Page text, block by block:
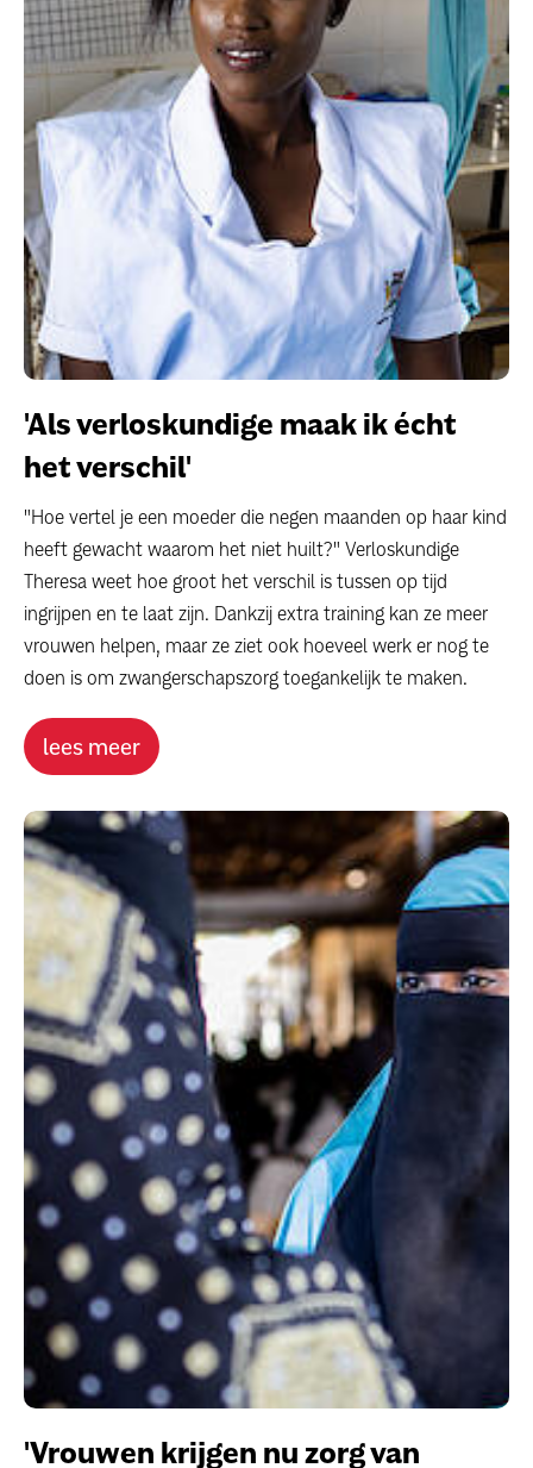
'Als verloskundige maak ik écht
het verschil'
"Hoe vertel je een moeder die negen maanden op haar kind
heeft gewacht waarom het niet huilt?" Verloskundige
Theresa weet hoe groot het verschil is tussen op tijd
ingrijpen en te laat zijn. Dankzij extra training kan ze meer
vrouwen helpen, maar ze ziet ook hoeveel werk er nog te
doen is om zwangerschapszorg toegankelijk te maken.
lees meer
'Vrouwen krijgen nu zorg van